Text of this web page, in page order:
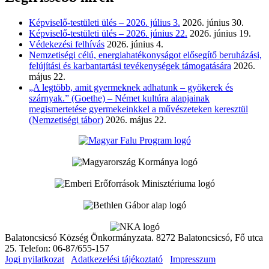
Képviselő-testületi ülés – 2026. július 3. 2026. június 30.
Képviselő-testületi ülés – 2026. június 22. 2026. június 19.
Védekezési felhívás 2026. június 4.
Nemzetiségi célú, energiahatékonyságot elősegítő beruházási,
felújítási és karbantartási tevékenységek támogatására 2026.
május 22.
„A legtöbb, amit gyermeknek adhatunk – gyökerek és
szárnyak.” (Goethe) – Német kultúra alapjainak
megismertetése gyermekeinkkel a művészeteken keresztül
(Nemzetiségi tábor) 2026. május 22.
Balatoncsicsó Község Önkormányzata. 8272 Balatoncsicsó, Fő utca
25. Telefon: 06-87/655-157
Jogi nyilatkozat
Adatkezelési tájékoztató Impresszum